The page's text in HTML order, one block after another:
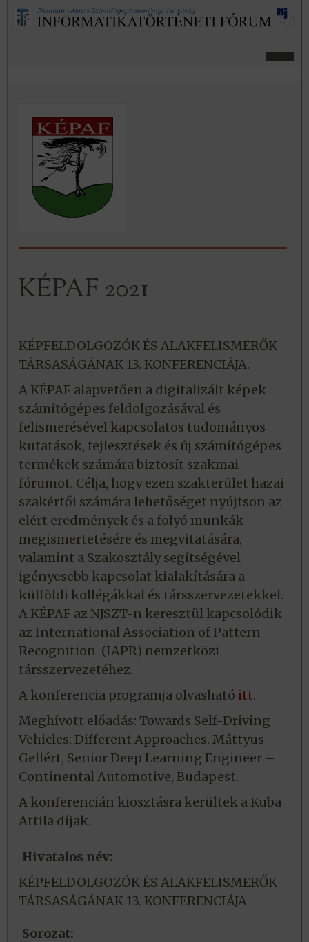
KÉPAF 2021
KÉPFELDOLGOZÓK ÉS ALAKFELISMERŐK
TÁRSASÁGÁNAK 13. KONFERENCIÁJA.
A KÉPAF alapvetően a digitalizált képek
számítógépes feldolgozásával és
felismerésével kapcsolatos tudományos
kutatások, fejlesztések és új számítógépes
termékek számára biztosít szakmai
fórumot. Célja, hogy ezen szakterület hazai
szakértői számára lehetőséget nyújtson az
elért eredmények és a folyó munkák
megismertetésére és megvitatására,
valamint a Szakosztály segítségével
igényesebb kapcsolat kialakítására a
külföldi kollégákkal és társszervezetekkel.
A KÉPAF az NJSZT-n keresztül kapcsolódik
az International Association of Pattern
Recognition (IAPR) nemzetközi
társszervezetéhez.
A konferencia programja olvasható itt.
Meghívott előadás: Towards Self-Driving
Vehicles: Different Approaches. Máttyus
Gellért, Senior Deep Learning Engineer –
Continental Automotive, Budapest.
A konferencián kiosztásra kerültek a Kuba
Attila díjak.
Hivatalos név:
KÉPFELDOLGOZÓK ÉS ALAKFELISMERŐK
TÁRSASÁGÁNAK 13. KONFERENCIÁJA
Sorozat: